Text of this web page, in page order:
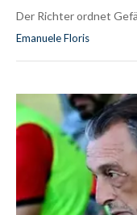
Der Richter ordnet
Emanuele Floris